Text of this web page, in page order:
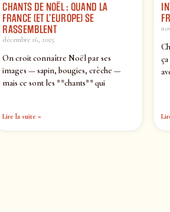
CHANTS DE NOËL : QUAND LA
FRANCE (ET L’EUROPE) SE
RASSEMBLENT
décembre 16, 2025
On croit connaître Noël par ses
images — sapin, bougies, crèche —
mais ce sont les **chants** qui
Lire la suite »